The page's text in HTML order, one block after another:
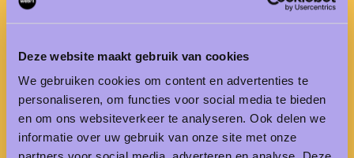
Deze website maakt gebruik van cookies
We gebruiken cookies om content en advertenties te
personaliseren, om functies voor social media te bieden
en om ons websiteverkeer te analyseren. Ook delen we
informatie over uw gebruik van onze site met onze
Dankzij een merkstrategie bewaak je dus veel beter
waarvoor het gemaakt is. Namelijk… als een sterk,
solide merk. Een merk dat fans verdient.
Neem contact op